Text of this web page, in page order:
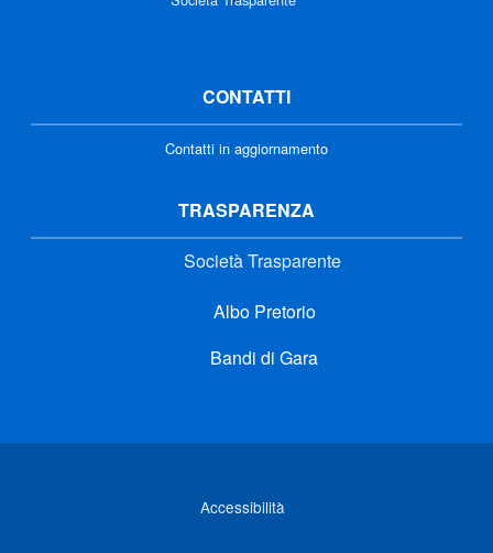
CONTATTI
Contatti in aggiornamento
TRASPARENZA
Società Trasparente
Albo Pretorio
Bandi di Gara
Accessibilità